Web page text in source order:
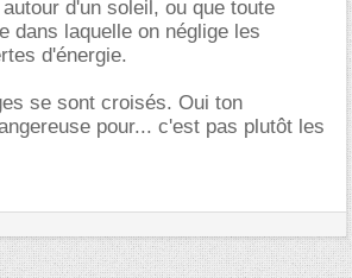
d'un soleil, ou que toute
dans laquelle on néglige les
d'énergie.
se sont croisés. Oui ton
pour... c'est pas plutôt les